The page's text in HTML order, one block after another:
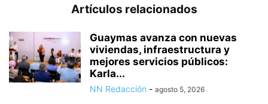
Artículos relacionados
Guaymas avanza con nuevas
viviendas, infraestructura y
mejores servicios públicos:
Karla...
NN Redacción - agosto 5, 2026